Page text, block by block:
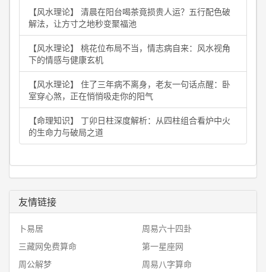
【风水理论】 清晨在阳台喝茶竟损贵人运？五行配色破
解法，让方寸之地秒变聚福池
【风水理论】 桃花位布局不当，情志病自来：风水视角
下的情感与健康玄机
【风水理论】 住了三年病不离身，老友一句话点醒：卧
室穿心煞，正在悄悄吸走你的阳气
【命理知识】 丁卯日柱深度解析：从四柱组合看炉中火
的生命力与破局之道
友情链接
卜易居
周易六十四卦
三藏网免费算命
第一星座网
周公解梦
周易八字算命